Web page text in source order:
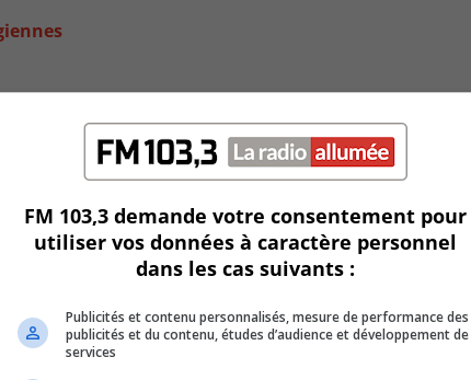
FM 103,3 demande votre consentement pour
utiliser vos données à caractère personnel
dans les cas suivants :
Publicités et contenu personnalisés, mesure de performance des
publicités et du contenu, études d’audience et développement de
services